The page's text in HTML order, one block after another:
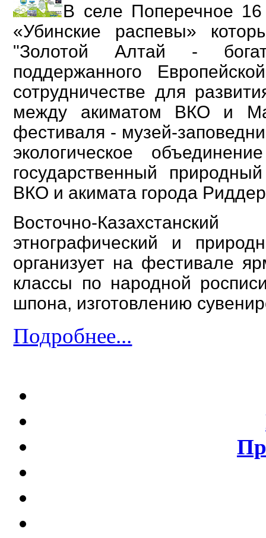
В селе Поперечное
«Убинские распевы»
"Золотой Алтай -
поддержанного
сотрудничестве для
между акиматом ВКО и
фестиваля - музей-
экологическое
государственный
ВКО и акимата города
Восточно-
этнографический и
организует на фестивале
классы по народной
шпона, изготовлению
Подробнее...